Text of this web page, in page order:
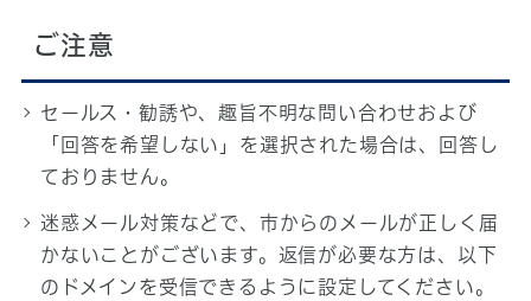
ご注意
セールス・勧誘や、趣旨不明な問い合わせおよび
「回答を希望しない」を選択された場合は、回答し
ておりません。
迷惑メール対策などで、市からのメールが正しく届
かないことがございます。返信が必要な方は、以下
のドメインを受信できるように設定してください。